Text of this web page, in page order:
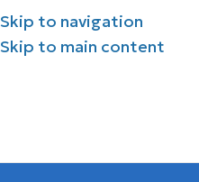
Skip to navigation
Skip to main content